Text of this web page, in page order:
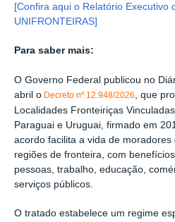
[Confira aqui o Relatório Executivo
UNIFRONTEIRAS]
Para saber mais:
O Governo Federal publicou no
abril o Decreto nº 12.948/2026
, que
Localidades Fronteiriças
Paraguai e Uruguai, firmado em
acordo facilita a vida de
regiões de fronteira, com
pessoas, trabalho, educação,
serviços públicos.
O tratado estabelece um regime